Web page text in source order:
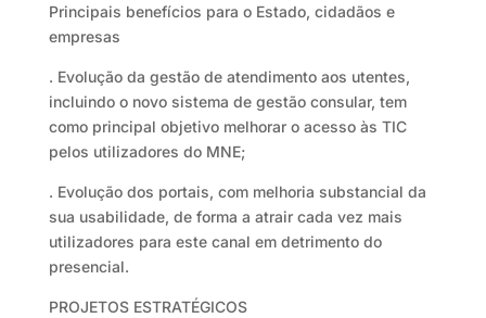
Principais benefícios para o Estado, cidadãos e
empresas
. Evolução da gestão de atendimento aos utentes,
incluindo o novo sistema de gestão consular, tem
como principal objetivo melhorar o acesso às TIC
pelos utilizadores do MNE;
. Evolução dos portais, com melhoria substancial da
sua usabilidade, de forma a atrair cada vez mais
utilizadores para este canal em detrimento do
presencial.
PROJETOS ESTRATÉGICOS